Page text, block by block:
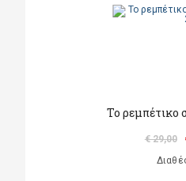
Το ρεμπέτικο
€ 29,00